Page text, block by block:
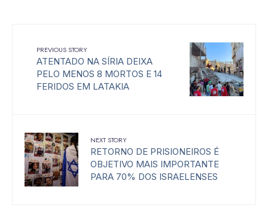
PREVIOUS STORY
ATENTADO NA SÍRIA DEIXA
PELO MENOS 8 MORTOS E 14
FERIDOS EM LATAKIA
NEXT STORY
RETORNO DE PRISIONEIROS É
OBJETIVO MAIS IMPORTANTE
PARA 70% DOS ISRAELENSES